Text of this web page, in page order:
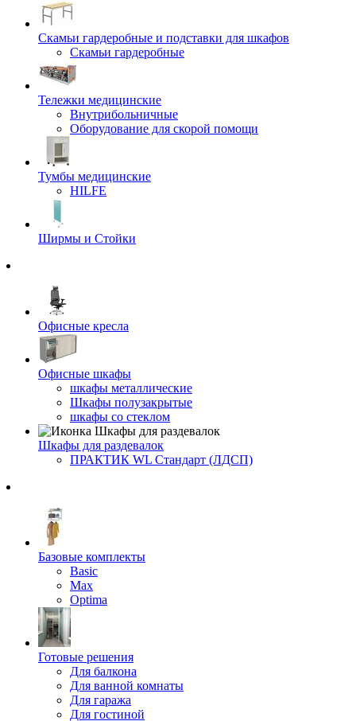
Скамьи гардеробные и подставки для шкафов
Скамьи гардеробные
Тележки медицинские
Внутрибольничные
Оборудование для скорой помощи
Тумбы медицинские
HILFE
Ширмы и Стойки
Офисные кресла
Офисные шкафы
шкафы металлические
Шкафы полузакрытые
шкафы со стеклом
Шкафы для раздевалок
ПРАКТИК WL Стандарт (ЛДСП)
Базовые комплекты
Basic
Max
Optima
Готовые решения
Для балкона
Для ванной комнаты
Для гаража
Для гостиной